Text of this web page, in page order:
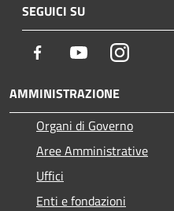
SEGUICI SU
Facebook YoutubeInstagram
AMMINISTRAZIONE
Organi di Governo
Aree Amministrative
Uffici
Enti e fondazioni